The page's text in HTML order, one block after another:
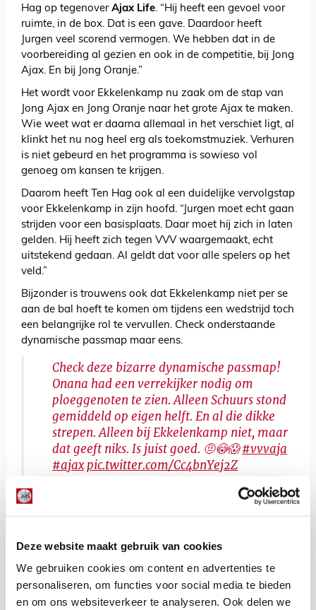
Deze website maakt gebruik van cookies
We gebruiken cookies om content en advertenties te
personaliseren, om functies voor social media te bieden
en om ons websiteverkeer te analyseren. Ook delen we
Hag op tegenover Ajax Life. “Hij heeft een gevoel voor
ruimte, in de box. Dat is een gave. Daardoor heeft
Jurgen veel scorend vermogen. We hebben dat in de
voorbereiding al gezien en ook in de competitie, bij Jong
Ajax. En bij Jong Oranje.”
Het wordt voor Ekkelenkamp nu zaak om de stap van
Jong Ajax en Jong Oranje naar het grote Ajax te maken.
Wie weet wat er daarna allemaal in het verschiet ligt, al
klinkt het nu nog heel erg als toekomstmuziek. Verhuren
is niet gebeurd en het programma is sowieso vol
genoeg om kansen te krijgen.
Daarom heeft Ten Hag ook al een duidelijke vervolgstap
voor Ekkelenkamp in zijn hoofd. “Jurgen moet echt gaan
strijden voor een basisplaats. Daar moet hij zich in laten
gelden. Hij heeft zich tegen VVV waargemaakt, echt
uitstekend gedaan. Al geldt dat voor alle spelers op het
veld.”
Bijzonder is trouwens ook dat Ekkelenkamp niet per se
aan de bal hoeft te komen om tijdens een wedstrijd toch
een belangrijke rol te vervullen. Check onderstaande
dynamische passmap maar eens.
Check deze bizarre dynamische passmap!
Onana had een verrekijker nodig om
ploeggenoten te zien. Alleen Schuurs stond
gemiddeld op eigen helft. En al die dikke
strepen. Alleen bij Ekkelenkamp niet, maar
dat geeft niks. Is juist goed. 🤨😳😱#vvvaja
#ajaxpic.twitter.com/Cc4bnYej2Z
October 25, 2020
Bekijk alle berichten van Kevin Van